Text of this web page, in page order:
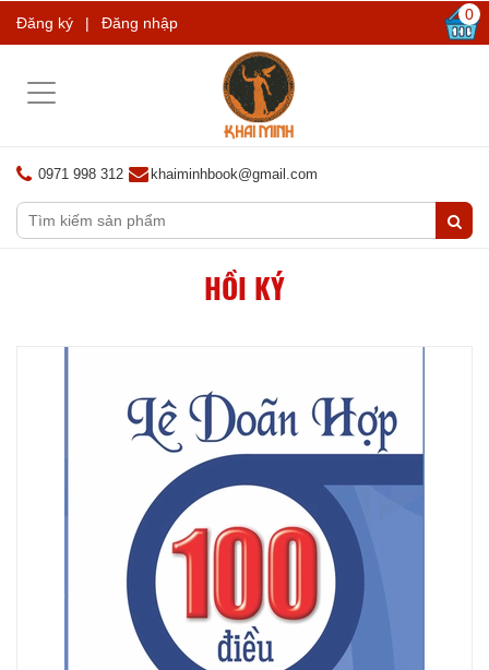
Đăng ký | Đăng nhập 0
Toggle
0971 998 312 khaiminhbook@gmail.com
HỒI KÝ